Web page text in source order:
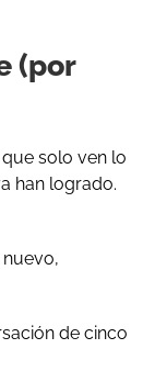
(por
solo ven lo
han logrado.
de cinco